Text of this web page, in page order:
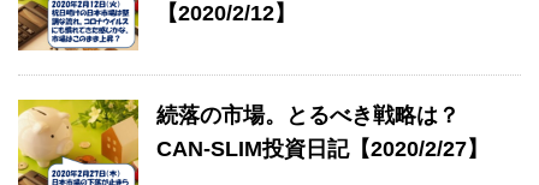
【2020/2/12】
続落の市場。とるべき戦略は？
CAN-SLIM投資日記【2020/2/27】